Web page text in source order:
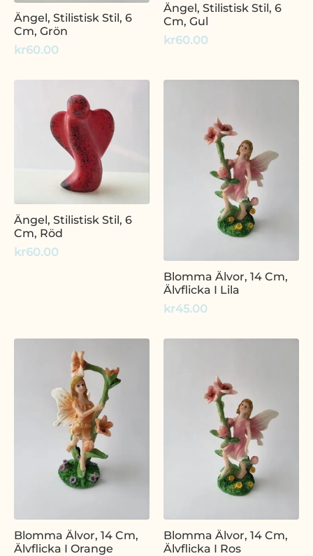
Ängel, Stilistisk Stil, 6
Cm, Grön
kr60.00
Ängel, Stilistisk Stil, 6
Cm, Gul
kr60.00
Ängel, Stilistisk Stil, 6
Cm, Röd
kr60.00
Blomma Älvor, 14 Cm,
Älvflicka I Lila
kr45.00
Blomma Älvor, 14 Cm,
Älvflicka I Orange
Blomma Älvor, 14 Cm,
Älvflicka I Ros